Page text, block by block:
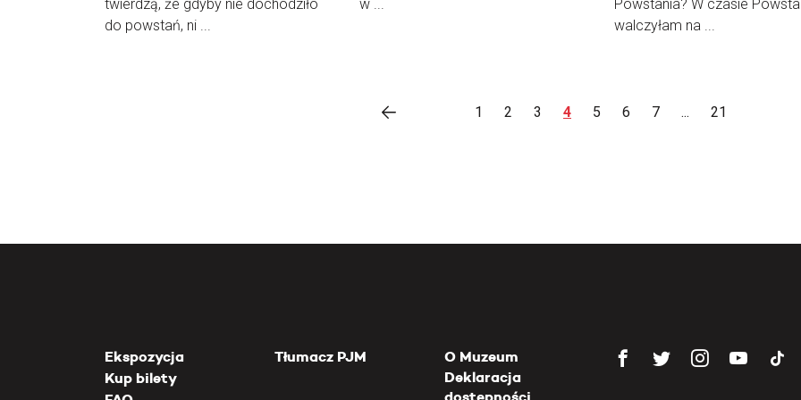
twierdzą, że gdyby nie dochodziło
do powstań, ni ...
w ...
Powstania? W czasie
walczyłam na ...
1 2 3 4 5 6 7 ... 21
Ekspozycja
Kup bilety
Tłumacz PJM
O Muzeum
Deklaracja